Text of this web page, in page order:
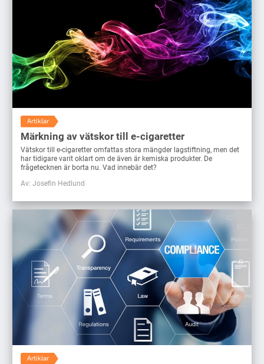
Artiklar
Märkning av vätskor till e-cigaretter
Vätskor till e-cigaretter omfattas stora mängder lagstiftning, men det
har tidigare varit oklart om de även är kemiska produkter. De
frågetecknen är borta nu. Vad innebär det?
Av: Josefin Hedlund
Artiklar